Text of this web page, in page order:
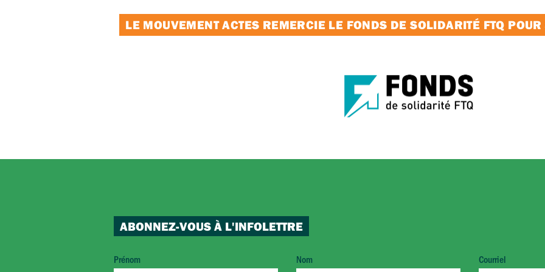
LE MOUVEMENT ACTES REMERCIE LE FONDS DE SOLIDARITÉ FTQ
ABONNEZ-VOUS À L'INFOLETTRE
Prénom Nom Courriel